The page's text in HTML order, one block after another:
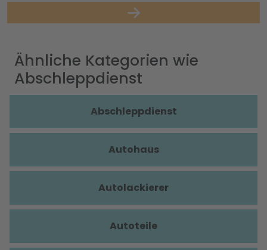
Ähnliche Kategorien wie
Abschleppdienst
Abschleppdienst
Autohaus
Autolackierer
Autoteile